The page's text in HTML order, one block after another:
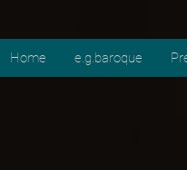
Home e.g.baroque